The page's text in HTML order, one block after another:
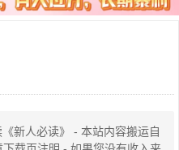
新人必读》 - 本站内容搬运自